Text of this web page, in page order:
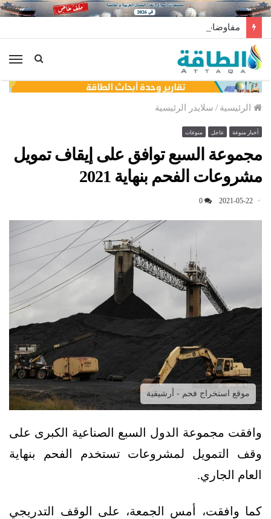
مفاوضات لتخزين النفط العراقي في الخارج
الرئيسية / سلايدر الرئيسية
أخبار منوعة عاجل منوعات
مجموعة السبع توافق على إيقاف تمويل
مشروعات الفحم بنهاية 2021
2021-05-22
0
موقع استخراج فحم - أرشيفية
وافقت مجموعة الدول السبع الصناعية الكبرى على
وقف التمويل لمشروعات تستخدم الفحم بنهاية
العام الجاري.
كما وافقت، أمس الجمعة، على الوقف التدريجي